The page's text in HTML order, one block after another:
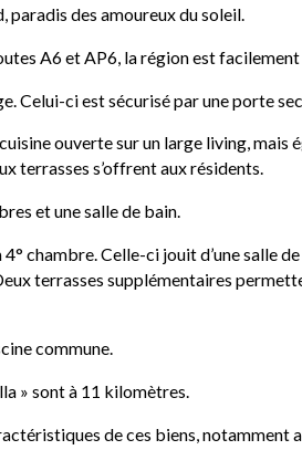
paradis des amoureux du soleil.
A6 et AP6, la région est facilement
Celui-ci est sécurisé par une porte
ouverte sur un large living, mais
terrasses s’offrent aux résidents.
et une salle de bain.
4° chambre. Celle-ci jouit d’une salle
terrasses supplémentaires
commune.
» sont à 11 kilomètres.
de ces biens, notamment